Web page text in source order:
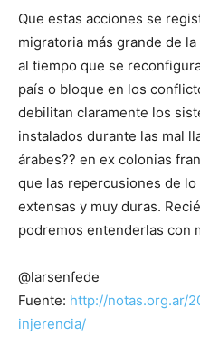
Que estas acciones se
migratoria más grande de
al tiempo que se
país o bloque en los
debilitan claramente los
instalados durante las mal
árabes?? en ex colonias
que las repercusiones de
extensas y muy duras.
podremos entenderlas con
@larsenfede
Fuente: http://notas.org.ar/
injerencia/